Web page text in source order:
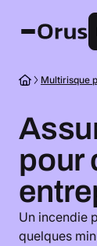
Multirisque
pour
Un incendie
quelques